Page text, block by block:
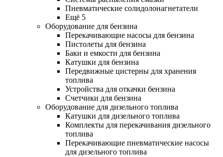
Пневматические солидолонагнетатели
Ещё 5
Оборудование для бензина
Перекачивающие насосы для бензина
Пистолеты для бензина
Баки и емкости для бензина
Катушки для бензина
Передвижные цистерны для хранения
топлива
Устройства для откачки бензина
Счетчики для бензина
Оборудование для дизельного топлива
Катушки для дизельного топлива
Комплекты для перекачивания дизельного
топлива
Перекачивающие пневматические насосы
для дизельного топлива